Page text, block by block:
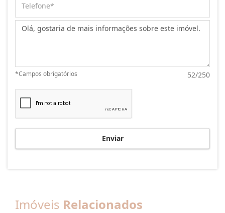
Mensagem:
52/250
*Campos obrigatórios
Enviar
Imóveis Relacionados